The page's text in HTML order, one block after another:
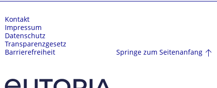
Kontakt
Impressum
Datenschutz
Transparenzgesetz
Barrierefreiheit
Springe zum Seitenanfang